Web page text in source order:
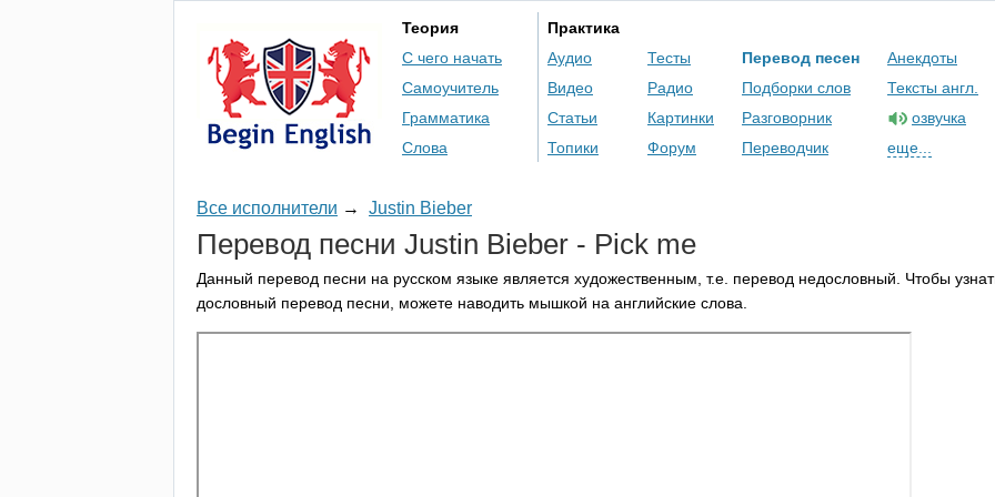
Теория
С чего начать
Самоучитель
Грамматика
Слова
Практика
Аудио
Видео
Статьи
Топики
Тесты
Радио
Картинки
Форум
Перевод песен
Подборки слов
Разговорник
Переводчик
Анекдоты
Тексты англ.
озвучка
еще...
Все исполнители → Justin Bieber
Перевод песни Justin Bieber - Pick me
Данный перевод песни на русском языке является художественным, т.е. перевод недословный. Чтобы
дословный перевод песни, можете наводить мышкой на английские слова.